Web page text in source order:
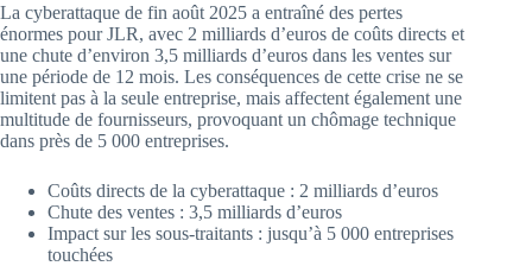
La cyberattaque de fin août 2025 a entraîné des pertes
énormes pour JLR, avec 2 milliards d’euros de coûts directs et
une chute d’environ 3,5 milliards d’euros dans les ventes sur
une période de 12 mois. Les conséquences de cette crise ne se
limitent pas à la seule entreprise, mais affectent également une
multitude de fournisseurs, provoquant un chômage technique
dans près de 5 000 entreprises.
Coûts directs de la cyberattaque : 2 milliards d’euros
Chute des ventes : 3,5 milliards d’euros
Impact sur les sous-traitants : jusqu’à 5 000 entreprises
touchées